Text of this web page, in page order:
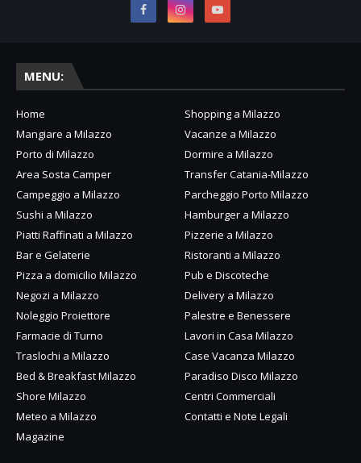
MENU:
Home
Shopping a Milazzo
Mangiare a Milazzo
Vacanze a Milazzo
Porto di Milazzo
Dormire a Milazzo
Area Sosta Camper
Transfer Catania-Milazzo
Campeggio a Milazzo
Parcheggio Porto Milazzo
Sushi a Milazzo
Hamburger a Milazzo
Piatti Raffinati a Milazzo
Pizzerie a Milazzo
Bar e Gelaterie
Ristoranti a Milazzo
Pizza a domicilio Milazzo
Pub e Discoteche
Negozi a Milazzo
Delivery a Milazzo
Noleggio Proiettore
Palestre e Benessere
Farmacie di Turno
Lavori in Casa Milazzo
Traslochi a Milazzo
Case Vacanza Milazzo
Bed & Breakfast Milazzo
Paradiso Disco Milazzo
Shore Milazzo
Centri Commerciali
Meteo a Milazzo
Contatti e Note Legali
Magazine